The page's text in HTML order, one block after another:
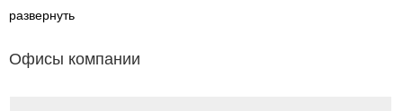
развернуть
Офисы компании